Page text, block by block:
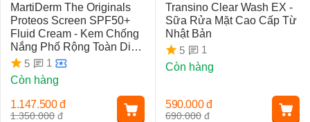
MartiDerm The Originals
Proteos Screen SPF50+
Fluid Cream - Kem Chống
Nắng Phổ Rộng Toàn Diện
Ngừa Lão Hóa, Nám Da
5
1
Còn hàng
1.350.000 đ
1.147.500 đ
Transino Clear Wash EX -
Sữa Rửa Mặt Cao Cấp Từ
Nhật Bản
5
1
Còn hàng
690.000 đ
590.000 đ